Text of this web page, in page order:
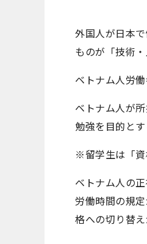
外国人が日本
ものが「技術
ベトナム人労
ベトナム人が
勉強を目的と
※留学生は「資
ベトナム人の
労働時間の規
格への切り替え